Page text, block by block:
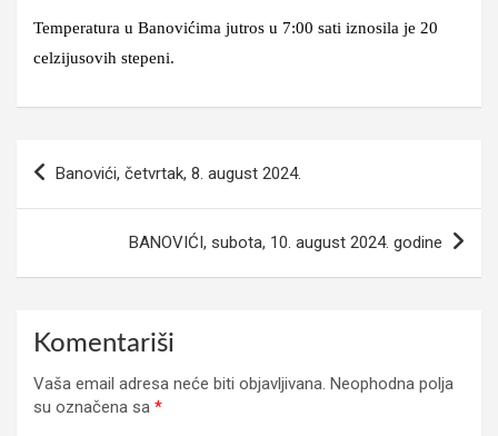
Temperatura u Banovićima jutros u 7:00 sati iznosila je 20
celzijusovih stepeni.
Banovići, četvrtak, 8. august 2024.
BANOVIĆI, subota, 10. august 2024. godine
Komentariši
Vaša email adresa neće biti objavljivana. Neophodna polja
su označena sa *